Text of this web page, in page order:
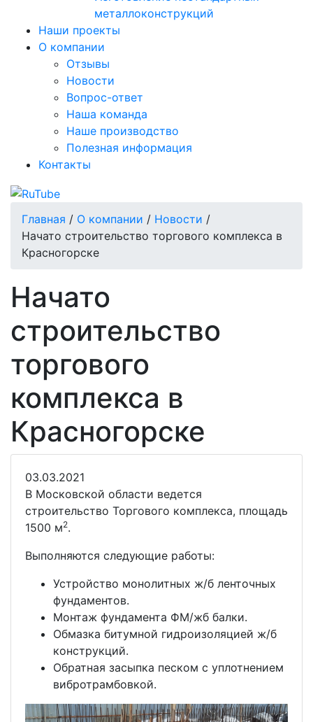
металлоконструкций
Наши проекты
О компании
Отзывы
Новости
Вопрос-ответ
Наша команда
Наше производство
Полезная информация
Контакты
Главная / О компании / Новости /
Начато строительство торгового комплекса в
Красногорске
Начато
строительство
торгового
комплекса в
Красногорске
03.03.2021
В Московской области ведется
строительство Торгового комплекса, площадь
1500 м2.
Выполняются следующие работы:
Устройство монолитных ж/б ленточных
фундаментов.
Монтаж фундамента ФМ/жб балки.
Обмазка битумной гидроизоляцией ж/б
конструкций.
Обратная засыпка песком с уплотнением
вибротрамбовкой.